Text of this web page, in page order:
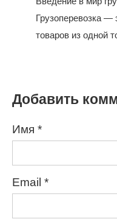
Грузоперевозка —
товаров из одной
Добавить
Имя *
Email *